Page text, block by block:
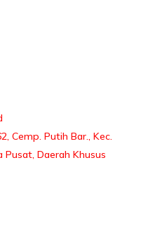
Cemp. Putih Bar., Kec.
Pusat, Daerah Khusus